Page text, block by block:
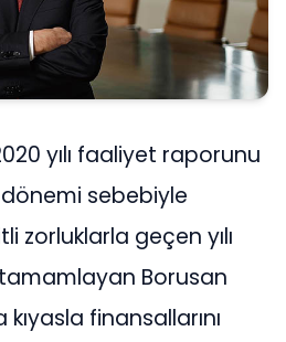
yılı faaliyet raporunu
sebebiyle
zorluklarla geçen yılı
tamamlayan Borusan
finansallarını